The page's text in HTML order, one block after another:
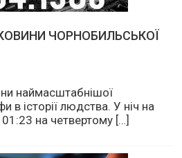
ЧОРНОБИЛЬСЬКОЇ
наймасштабнішої
в історії людства. У ніч на
на четвертому […]